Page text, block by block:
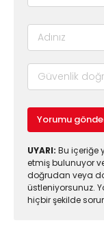
Yorumu
UYARI: Bu içeriğe
etmiş bulunuyor
doğrudan veya
üstleniyorsunuz.
hiçbir şekilde